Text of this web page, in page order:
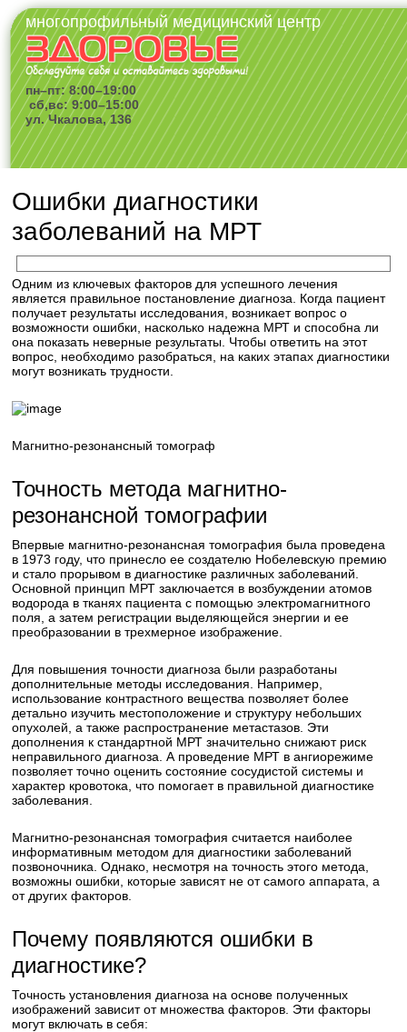
многопрофильный медицинский центр
пн–пт: 8:00–19:00
сб,вс: 9:00–15:00
ул. Чкалова, 136
Ошибки диагностики
заболеваний на МРТ
Одним из ключевых факторов для успешного лечения
является правильное постановление диагноза. Когда пациент
получает результаты исследования, возникает вопрос о
возможности ошибки, насколько надежна МРТ и способна ли
она показать неверные результаты. Чтобы ответить на этот
вопрос, необходимо разобраться, на каких этапах диагностики
могут возникать трудности.
Магнитно-резонансный томограф
Точность метода магнитно-
резонансной томографии
Впервые магнитно-резонансная томография была проведена
в 1973 году, что принесло ее создателю Нобелевскую премию
и стало прорывом в диагностике различных заболеваний.
Основной принцип МРТ заключается в возбуждении атомов
водорода в тканях пациента с помощью электромагнитного
поля, а затем регистрации выделяющейся энергии и ее
преобразовании в трехмерное изображение.
Для повышения точности диагноза были разработаны
дополнительные методы исследования. Например,
использование контрастного вещества позволяет более
детально изучить местоположение и структуру небольших
опухолей, а также распространение метастазов. Эти
дополнения к стандартной МРТ значительно снижают риск
неправильного диагноза. А проведение МРТ в ангиорежиме
позволяет точно оценить состояние сосудистой системы и
характер кровотока, что помогает в правильной диагностике
заболевания.
Магнитно-резонансная томография считается наиболее
информативным методом для диагностики заболеваний
позвоночника. Однако, несмотря на точность этого метода,
возможны ошибки, которые зависят не от самого аппарата, а
от других факторов.
Почему появляются ошибки в
диагностике?
Точность установления диагноза на основе полученных
изображений зависит от множества факторов. Эти факторы
могут включать в себя: